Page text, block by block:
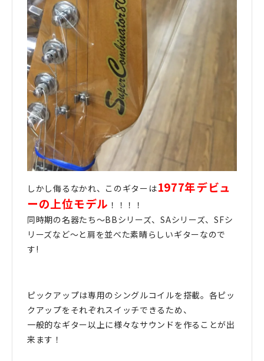
しかし侮るなかれ、このギターは1977年デビュ
ーの上位モデル ！！！！
同時期の名器たち～BBシリーズ、SAシリーズ、SFシ
リーズなど～と肩を並べた素晴らしいギターなので
す!
ピックアップは専用のシングルコイルを搭載。各ピッ
クアップをそれぞれスイッチできるため、
一般的なギター以上に様々なサウンドを作ることが出
来ます！